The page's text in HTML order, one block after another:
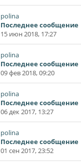
polina
Последнее сообщение
15 июн 2018, 17:27
polina
Последнее сообщение
09 фев 2018, 09:20
polina
Последнее сообщение
06 дек 2017, 13:27
polina
Последнее сообщение
01 сен 2017, 23:52